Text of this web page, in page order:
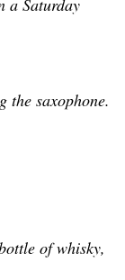
a Saturday
the saxophone.
of whisky,